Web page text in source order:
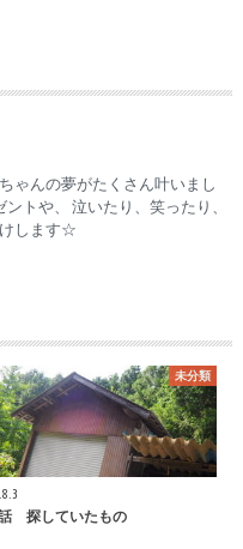
ゃんの夢がたくさん叶いまし
トや、 泣いたり、笑ったり、
します☆
未分類
探していたもの